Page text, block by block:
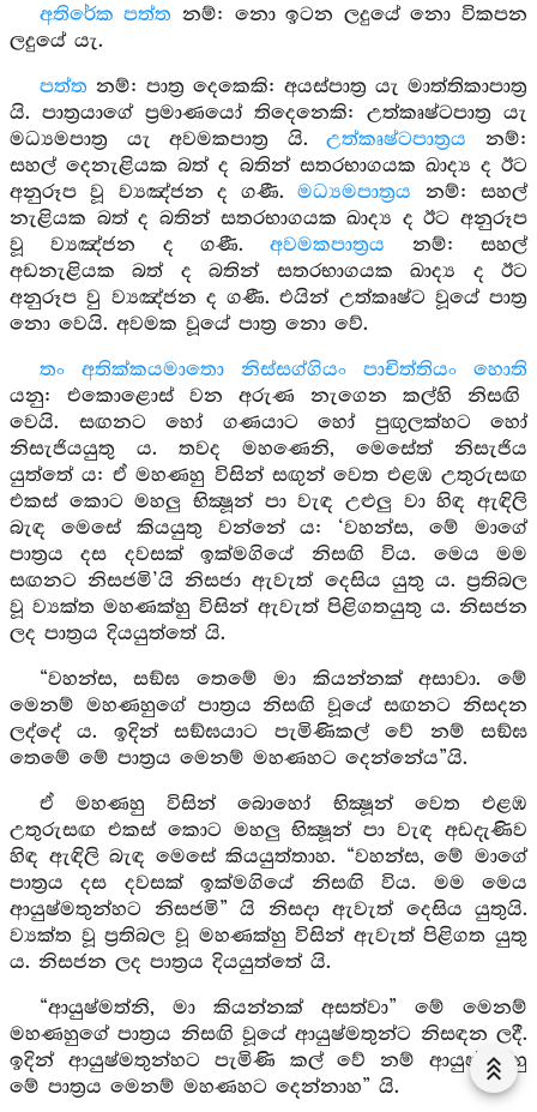
අතිරේක පත්ත නම්: නො ඉටන ලදුයේ නො විකපන
ලදුයේ යැ.
පත්ත නම්: පාත්‍ර දෙකෙකි: අයස්පාත්‍ර යැ මාත්තිකාපාත්‍ර
යි. පාත්‍රයාගේ ප්‍රමාණයෝ තිදෙනෙකි: උත්කෘෂ්ටපාත්‍ර යැ
මධ්‍යමපාත්‍ර යැ අවමකපාත්‍ර යි.උත්කෘෂ්ටපාත්‍රය නම්:
සහල් දෙනැළියක බත් ද බතින් සතරභාගයක ඛාද්‍ය ද ඊට
අනුරූප වූ ව්‍යඤ්ජන ද ගණී.මධ්‍යමපාත්‍රය නම්: සහල්
නැළියක බත් ද බතින් සතරභාගයක ඛාද්‍ය ද ඊට අනුරූප
වූ ව්‍යඤ්ජන ද ගණී.අවමකපාත්‍රය නම්: සහල්
අඩනැළියක බත් ද බතින් සතරභාගයක ඛාද්‍ය ද ඊට
අනුරූප වු ව්‍යඤ්ජන ද ගණී. එයින් උත්කෘෂ්ට වූයේ පාත්‍ර
නො වෙයි. අවමක වූයේ පාත්‍ර නො වේ.
තං අතික්කයමාතො නිස්සග්ගියං පාචිත්තියං හොති
යනු: එකොළොස් වන අරුණ නැගෙන කල්හි නිසඟි
වෙයි. සඟනට හෝ ගණයාට හෝ පුඟුලක්හට හෝ
නිසැජියයුතු ය. තවද මහණෙනි, මෙසේත් නිසැජිය
යුත්තේ ය: ඒ මහණහු විසින් සඟුන් වෙත එළඹ උතුරුසඟ
එකස් කොට මහලු භික්‍ෂූන් පා වැඳ උළුලු වා හිඳ ඇඳිලි
බැඳ මෙසේ කියයුතු වන්නේ ය: ‘වහන්ස, මේ මාගේ
පාත්‍රය දස දවසක් ඉක්මගියේ නිසඟි විය. මෙය මම
සඟනට නිසජමි’යි නිසජා ඇවැත් දෙසිය යුතු ය. ප්‍රතිබල
වූ ව්‍යක්ත මහණක්හු විසින් ඇවැත් පිළිගතයුතු ය. නිසජන
ලද පාත්‍රය දියයුත්තේ යි.
“වහන්ස, සඞ්ඝ තෙමේ මා කියන්නක් අසාවා. මේ
මෙනම් මහණහුගේ පාත්‍රය නිසඟි වූයේ සඟනට නිසදන
ලද්දේ ය. ඉදින් සඞ්ඝයාට පැමිණිකල් වේ නම් සඞ්ඝ
තෙමේ මේ පාත්‍රය මෙනම් මහණහට දෙන්නේය”යි.
ඒ මහණහු විසින් බොහෝ භික්‍ෂූන් වෙත එළඹ
උතුරුසඟ එකස් කොට මහලු භික්‍ෂූන් පා වැඳ අඩදැණිව
හිඳ ඇඳිලි බැඳ මෙසේ කියයුත්තාහ. “වහන්ස, මේ මාගේ
පාත්‍රය දස දවසක් ඉක්මගියේ නිසඟි විය. මම මෙය
ආයුෂ්මතුන්හට නිසජමි” යි නිසදා ඇවැත් දෙසිය යුතුයි.
ව්‍යක්ත වූ ප්‍රතිබල වූ මහණක්හු විසින් ඇවැත් පිළිගත යුතු
ය. නිසජන ලද පාත්‍රය දියයුත්තේ යි.
“ආයුෂ්මත්නි, මා කියන්නක් අසත්වා” මේ මෙනම්
මහණහුගේ පාත්‍රය නිසඟි වූයේ ආයුෂ්මතුන්ට නිසඳන ලදී.
ඉදින් ආයුෂ්මතුන්හට පැමිණි කල් වේ නම් ආයුෂ්මත්හු
මේ පාත්‍රය මෙනම් මහණහට දෙන්නාහ” යි.